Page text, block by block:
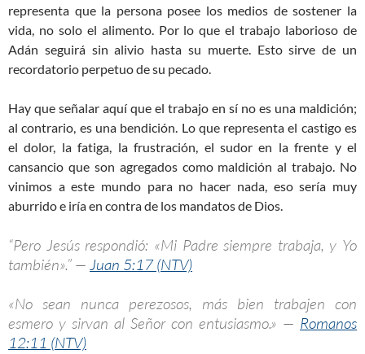
representa que la persona posee los medios de sostener la
vida, no solo el alimento. Por lo que el trabajo laborioso de
Adán seguirá sin alivio hasta su muerte. Esto sirve de un
recordatorio perpetuo de su pecado.
Hay que señalar aquí que el trabajo en sí no es una maldición;
al contrario, es una bendición. Lo que representa el castigo es
el dolor, la fatiga, la frustración, el sudor en la frente y el
cansancio que son agregados como maldición al trabajo. No
vinimos a este mundo para no hacer nada, eso sería muy
aburrido e iría en contra de los mandatos de Dios.
“Pero Jesús respondió: «Mi Padre siempre trabaja, y Yo
también».” — Juan 5:17 (NTV)
«No sean nunca perezosos, más bien trabajen con
esmero y sirvan al Señor con entusiasmo.» — Romanos
12:11 (NTV)